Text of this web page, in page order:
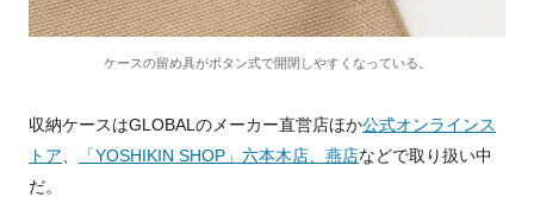
ケースの留め具がボタン式で開閉しやすくなっている。
収納ケースはGLOBALのメーカー直営店ほか公式オンラインス
トア
「YOSHIKIN SHOP」六本木店、燕店などで取り扱い中
だ。